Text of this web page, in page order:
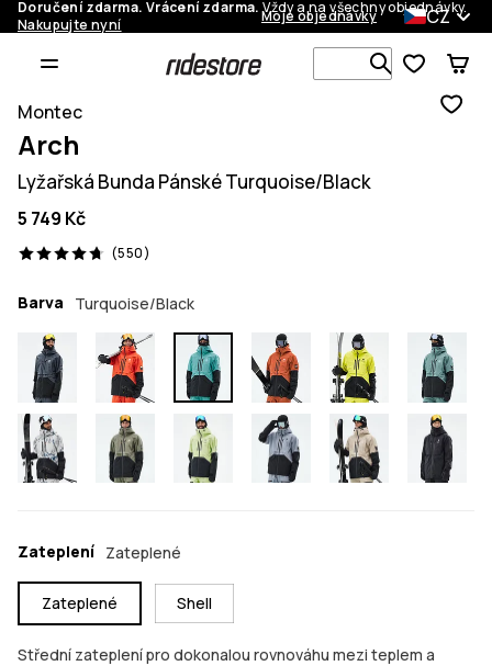
Doručení zdarma. Vrácení zdarma.Vždy a na všechny objednávky.
Nakupujte nyní
Moje objednávky CZ
Vyhledávej
Montec
Arch
Lyžařská Bunda Pánské Turquoise/Black
5 749 Kč
(550)
550 recenze, 4.7/5
Barva Turquoise/Black
Zateplení Zateplené
Zateplené Shell
Střední zateplení pro dokonalou rovnováhu mezi teplem a